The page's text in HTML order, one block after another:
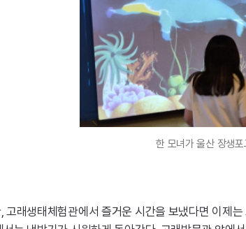
한 모녀가 울산 장생
고래생태체험관에서 즐거운 시간을 보냈다면 이제